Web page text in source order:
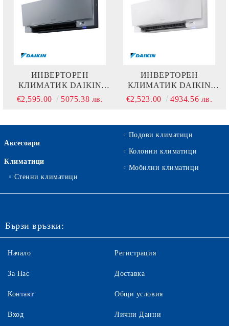
ИНВЕРТОРЕН
КЛИМАТИК DAIKIN
EMURA 3 FTXJ35AS +
€2,595.00 5075.38 лв.
ИНВЕРТОРЕН
КЛИМАТИК DAIKIN
EMURA 3 FTXJ35AB +
€2,523.00 4934.56 лв.
Аксесоари
Климатици
Стенни климатици
Подови климатици
Колонни климатици
Мобилни климатици
Бързи връзки:
Начало
За Нас
Контакт
Вход
Регистрация
Доставка
Общи условия
Лични Данни